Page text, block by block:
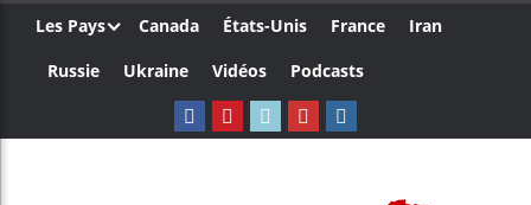
Les Pays Canada États-Unis France
Iran
Russie
Ukraine Vidéos Podcasts